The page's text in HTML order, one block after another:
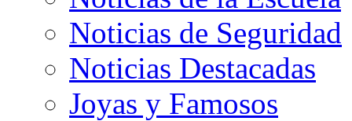
Noticias de Seguridad
Noticias Destacadas
Joyas y Famosos